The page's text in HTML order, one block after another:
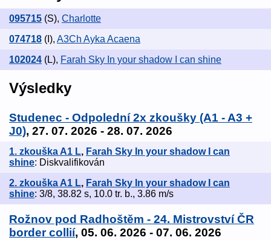
095715 (S), Charlotte
074718 (I), A3Ch Ayka Acaena
102024 (L), Farah Sky In your shadow I can shine
Výsledky
Studenec - Odpolední 2x zkoušky (A1 - A3 +
J0), 27. 07. 2026 - 28. 07. 2026
1. zkouška A1 L, Farah Sky In your shadow I can
shine: Diskvalifikován
2. zkouška A1 L, Farah Sky In your shadow I can
shine: 3/8, 38.82 s, 10.0 tr. b., 3.86 m/s
Rožnov pod Radhoštěm - 24. Mistrovství ČR
border collií, 05. 06. 2026 - 07. 06. 2026